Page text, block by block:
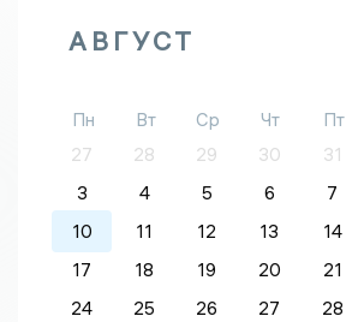
АВГУСТ
Пн Вт Ср Чт Пт
27
28 29 30 31
3
4 5 6 7
10
11 12 13 14
17
18 19 20 21
24
25 26 27 28